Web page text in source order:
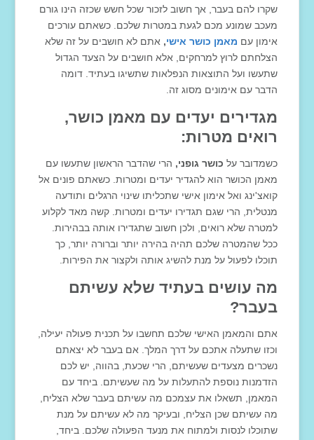
שקרו להם בעבר, אך חשוב לזכור שכל חשש שכזה הינו גורם
מעכב שמונע מכם לגעת במטרות שלכם. כשאתם עורכים
אימון עם מאמן כושר אישי,אתם לא חושבים על זה שלא
הצלחתם לרוץ למרחקים, אלא חושבים על הצעד הגדול
שתעשו ועל התוצאות הנפלאות שתשיגו בעתיד. דומה
הדבר עם אימונים מסוג זה.
מגדירים יעדים עם מאמן כושר,
רואים מטרות:
כשמדובר על כושר גופני, הרי שהדבר הראשון שתעשו עם
מאמן הכושר הוא להגדיר יעדים ומטרות. כשאתם פונים אל
קואצ'ינג ואל אימון אישי שתכליתו שינוי הרגלים ותודעה
מנטלית, הרי שגם תגדירו יעדים ומטרות. קשה מאד לקלוע
למטרה שלא רואים, ולכן חשוב שתגדירו אותה בבהירות.
ככל שהמטרה שלכם תהיה בהירה יותר וברורה יותר, כך
תוכלו לפעול על מנת להשיג אותה ולקצור את הפירות.
מה עושים בעתיד שלא עשיתם
בעבר?
אתם והמאמן האישי שלכם תחשבו על תכנית פעולה יעילה,
וכזו שתעלה אתכם על דרך המלך. אם בעבר לא יצאתם
נשכרים מצעדים שעשיתם, הרי שכעת, בהווה, יש לכם
הזדמנות נוספת להתעלות על מה שעשיתם. ביחד עם
המאמן, תשאלו את עצמכם מה עשיתם בעבר שלא הצליח,
מה עשיתם שכן הצליח, ובעיקר מה לא עשיתם על מנת
שתוכלו לנסות ולמתוח את מנעד הפעולה שלכם. ביחד,